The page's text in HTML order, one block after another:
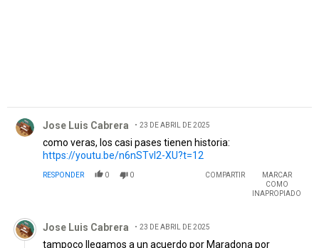
Jose Luis Cabrera 23 DE ABRIL DE 2025
como veras, los casi pases tienen historia:
https://youtu.be/n6nSTvI2-XU?t=12
RESPONDER 0 0 COMPARTIR
MARCAR
COMO
INAPROPIADO
Comentario de Jose Luis Cabrera.
Jose Luis Cabrera 23 DE ABRIL DE 2025
tampoco llegamos a un acuerdo por Maradona por